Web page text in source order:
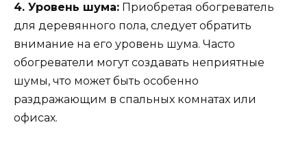
4. Уровень шума: Приобретая обогреватель
для деревянного пола, следует обратить
внимание на его уровень шума. Часто
обогреватели могут создавать неприятные
шумы, что может быть особенно
раздражающим в спальных комнатах или
офисах.